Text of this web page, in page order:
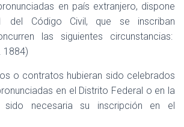
en país extranjero, dispone
del Código Civil, que se inscriban
las siguientes circunstancias:
1884)
o contratos hubieran sido celebrados
en el Distrito Federal o en la
sido necesaria su inscripción en el